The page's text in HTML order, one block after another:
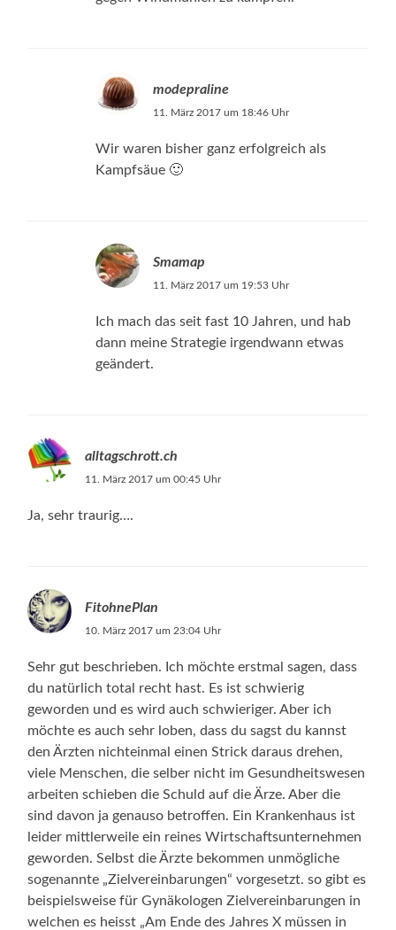
modepraline
11. März 2017 um 18:46 Uhr
Wir waren bisher ganz erfolgreich als
Kampfsäue 🙂
Smamap
11. März 2017 um 19:53 Uhr
Ich mach das seit fast 10 Jahren, und hab
dann meine Strategie irgendwann etwas
geändert.
alltagschrott.ch
11. März 2017 um 00:45 Uhr
Ja, sehr traurig….
FitohnePlan
10. März 2017 um 23:04 Uhr
Sehr gut beschrieben. Ich möchte erstmal sagen, dass
du natürlich total recht hast. Es ist schwierig
geworden und es wird auch schwieriger. Aber ich
möchte es auch sehr loben, dass du sagst du kannst
den Ärzten nichteinmal einen Strick daraus drehen,
viele Menschen, die selber nicht im Gesundheitswesen
arbeiten schieben die Schuld auf die Ärze. Aber die
sind davon ja genauso betroffen. Ein Krankenhaus ist
leider mittlerweile ein reines Wirtschaftsunternehmen
geworden. Selbst die Ärzte bekommen unmögliche
sogenannte „Zielvereinbarungen“ vorgesetzt. so gibt es
beispielsweise für Gynäkologen Zielvereinbarungen in
welchen es heisst „Am Ende des Jahres X müssen in